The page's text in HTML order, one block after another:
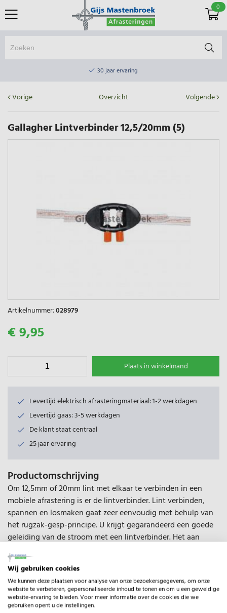
0
30 jaar ervaring
30 jaar ervaring
Elektrisch afrasteringsmateriaal gratis verzending vanaf €75
Vorige Overzicht Volgende
Gallagher Lintverbinder 12,5/20mm (5)
Artikelnummer:028979
€ 9,95
Plaats in winkelmand
Levertijd elektrisch afrasteringmateriaal: 1-2 werkdagen
Levertijd gaas: 3-5 werkdagen
De klant staat centraal
25 jaar ervaring
Productomschrijving
Om 12,5mm of 20mm lint met elkaar te verbinden in een
mobiele afrastering is er de lintverbinder. Lint verbinden,
spannen en losmaken gaat zeer eenvoudig met behulp van
het rugzak-gesp-principe. U krijgt gegarandeerd een goede
geleiding van de stroom met een lintverbinder. Het aan
elkaar knopen van lint is geen goed alternatief omdat het
veel storing en stroomverlies oplevert. U heeft een
productgarantie van 2 jaar.
Zeer eenvoudig verbinden, spannen en ontspannen
van lint
Wij gebruiken cookies
We kunnen deze plaatsen voor analyse van onze bezoekersgegevens, om onze
website te verbeteren, gepersonaliseerde inhoud te tonen en om u een geweldige
website-ervaring te bieden. Voor meer informatie over de cookies die we
gebruiken opent u de instellingen.